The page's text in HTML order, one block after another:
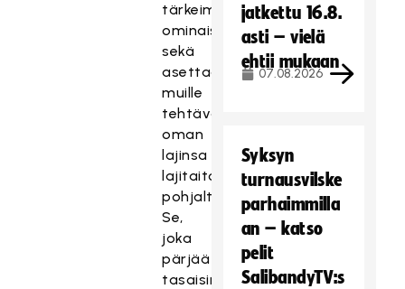
tärkeimmät
ominaisuudet
sekä
asettaa
muille
tehtävät
oman
lajinsa
lajitaitojen
pohjalta.
Se,
joka
pärjää
tasaisimmin
jatkettu 16.8.
asti – vielä
ehtii mukaan
07.08.2026
Syksyn
turnausvilske
parhaimmilla
an – katso
pelit
SalibandyTV:s